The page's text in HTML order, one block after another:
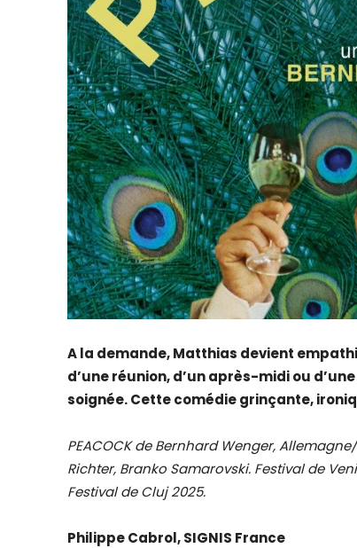
A la demande, Matthias devient
d’une réunion, d’un après-midi ou
soignée. Cette comédie grinçante,
PEACOCK de Bernhard Wenger,
Richter, Branko Samarovski. Festival de
Festival de Cluj 2025.
Philippe Cabrol, SIGNIS France